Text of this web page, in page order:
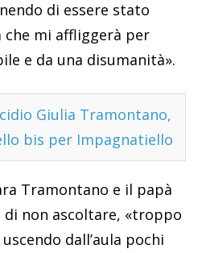
di essere stato
che mi affliggerà per
e da una disumanità».
Giulia Tramontano,
bis per Impagnatiello
Tramontano e il papà
di non ascoltare, «troppo
dall’aula pochi